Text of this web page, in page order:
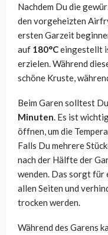
Nachdem Du die
den vorgeheizten
ersten Garzeit
auf 180°Ceingestellt
erzielen. Während
schöne Kruste,
Beim Garen solltest
Minuten. Es ist
öffnen, um die
Falls Du mehrere
nach der Hälfte der
wenden. Das sorgt für
allen Seiten und
trocken werden.
Während des Garens